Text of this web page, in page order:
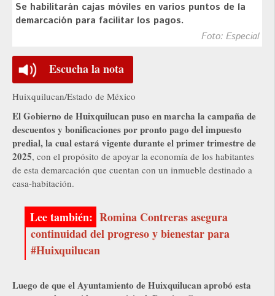
Se habilitarán cajas móviles en varios puntos de la
demarcación para facilitar los pagos.
Foto: Especial
Escucha la nota
Huixquilucan/Estado de México
El Gobierno de Huixquilucan puso en marcha la campaña de
descuentos y bonificaciones por pronto pago del impuesto
predial, la cual estará vigente durante el primer trimestre de
2025, con el propósito de apoyar la economía de los habitantes
de esta demarcación que cuentan con un inmueble destinado a
casa-habitación.
Romina Contreras asegura
continuidad del progreso y bienestar para
#Huixquilucan
Luego de que el Ayuntamiento de Huixquilucan aprobó esta